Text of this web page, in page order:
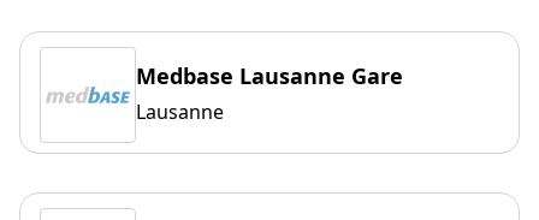
Medbase Lausanne Gare
Lausanne